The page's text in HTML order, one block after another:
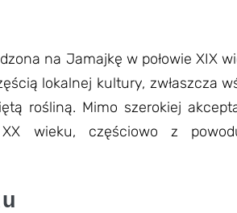
na Jamajkę w połowie XIX
lokalnej kultury, zwłaszcza
rośliną. Mimo szerokiej
wieku, częściowo z